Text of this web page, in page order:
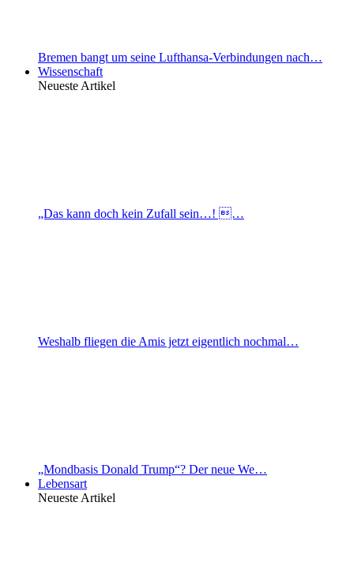
Bremen bangt um seine Lufthansa-Verbindungen nach…
Wissenschaft
Neueste Artikel
„Das kann doch kein Zufall sein…! …
Weshalb fliegen die Amis jetzt eigentlich nochmal…
„Mondbasis Donald Trump“? Der neue We…
Lebensart
Neueste Artikel